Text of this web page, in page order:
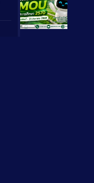
Long